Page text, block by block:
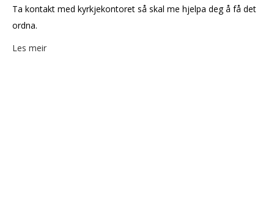
Ta kontakt med kyrkjekontoret så skal me hjelpa deg å få det
ordna.
Les meir